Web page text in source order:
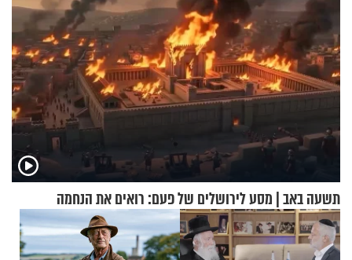
תשעה באב | מסע לירושלים של פעם: רואים את הנחמה